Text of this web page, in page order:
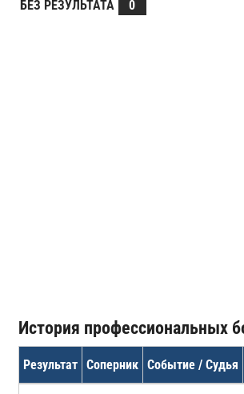
БЕЗ РЕЗУЛЬТАТА
0
История профессиональных
Результат Соперник Событие / Судья